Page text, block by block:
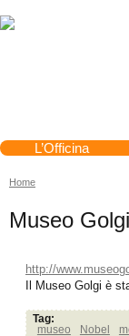
L’Officina
Tu sei qui
Home
Museo Golgi
http://
Il Museo Golgi è
Tag:
museo
Nobel